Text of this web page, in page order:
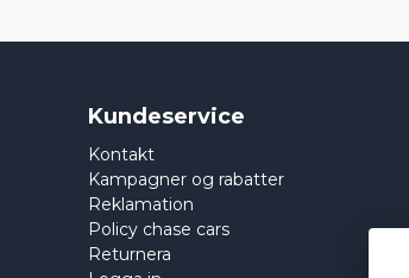
Kundeservice
Kontakt
Kampagner og rabatter
Reklamation
Policy chase cars
Returnera